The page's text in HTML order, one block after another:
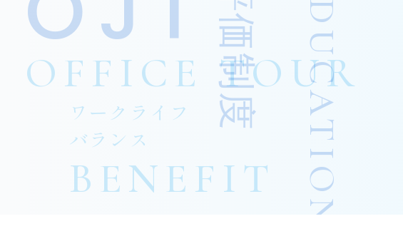
OFFICE TOUR
ワークライフ
バランス
評価制度 EDUCATION